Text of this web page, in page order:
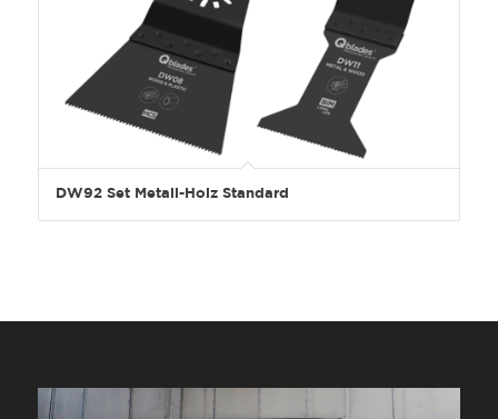
DW92 Set Metall-Holz Standard